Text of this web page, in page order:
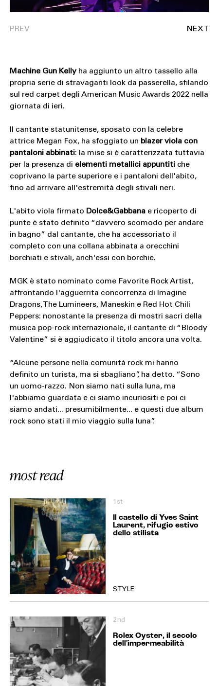
Machine Gun Kellyha aggiunto un altro tassello alla
propria serie di stravaganti look da passerella, sfilando
sul red carpet degli American Music Awards 2022 nella
giornata di ieri.
Il cantante statunitense, sposato con la celebre
attrice Megan Fox, ha sfoggiato un blazer viola con
pantaloni abbinati: la mise si è caratterizzata tuttavia
per la presenza di elementi metallici appuntitiche
coprivano la parte superiore e i pantaloni dell'abito,
fino ad arrivare all'estremità degli stivali neri.
L'abito viola firmato Dolce&Gabbanae ricoperto di
punte è stato definito “davvero scomodo per andare
in bagno” dal cantante, che ha accessoriato il
completo con una collana abbinata a orecchini
borchiati e stivali, anch'essi con borchie.
MGK è stato nominato come Favorite Rock Artist,
affrontando l'agguerrita concorrenza di Imagine
Dragons, The Lumineers, Maneskin e Red Hot Chili
Peppers: nonostante la presenza di mostri sacri della
musica pop-rock internazionale, il cantante di “Bloody
Valentine” si è aggiudicato il titolo ancora una volta.
“Alcune persone nella comunità rock mi hanno
definito un turista, ma si sbagliano”, ha detto. “Sono
un uomo-razzo. Non siamo nati sulla luna, ma
l'abbiamo guardata e ci siamo incuriositi e poi ci
siamo andati... presumibilmente... e questi due album
rock sono stati il mio viaggio sulla luna”.
most read
1st
Il castello di Yves Saint
Laurent, rifugio estivo
dello stilista
STYLE
2nd
Rolex Oyster, il secolo
dell'impermeabilità